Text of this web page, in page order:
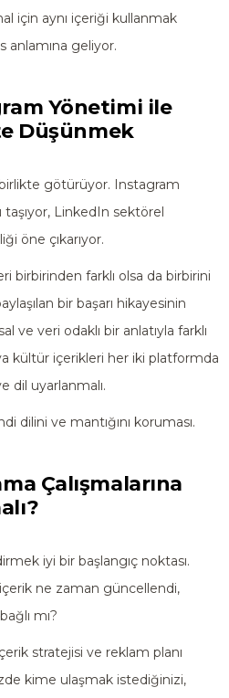
için aynı içeriği kullanmak
anlamına geliyor.
Yönetimi ile
Düşünmek
götürüyor. Instagram
LinkedIn sektörel
öne çıkarıyor.
birbirinden farklı olsa da birbirini
bir başarı hikayesinin
ve veri odaklı bir anlatıyla farklı
kültür içerikleri her iki platformda
dil uyarlanmalı.
dilini ve mantığını koruması.
Çalışmalarına
iyi bir başlangıç noktası.
ne zaman güncellendi,
mı?
stratejisi ve reklam planı
kime ulaşmak istediğinizi,